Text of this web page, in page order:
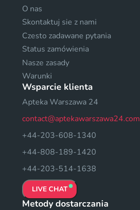
O nas
Skontaktuj sie z nami
Czesto zadawane pytania
Status zamówienia
Nasze zasady
Warunki
Wsparcie klienta
Apteka Warszawa 24
contact@aptekawarszawa24.com
+44-203-608-1340
+44-808-189-1420
+44-203-514-1638
LIVE CHAT
Metody dostarczania